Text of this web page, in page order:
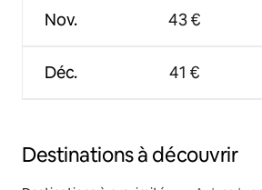
Nov.
Déc.
43 €
41 €
Destinations à découvrir